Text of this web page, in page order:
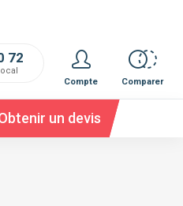
72
Compte
Comparer
un devis